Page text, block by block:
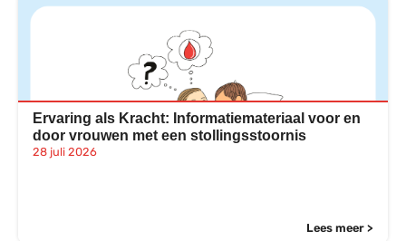
Ervaring als Kracht: Informatiemateriaal voor en
door vrouwen met een stollingsstoornis
28 juli 2026
Lees meer >